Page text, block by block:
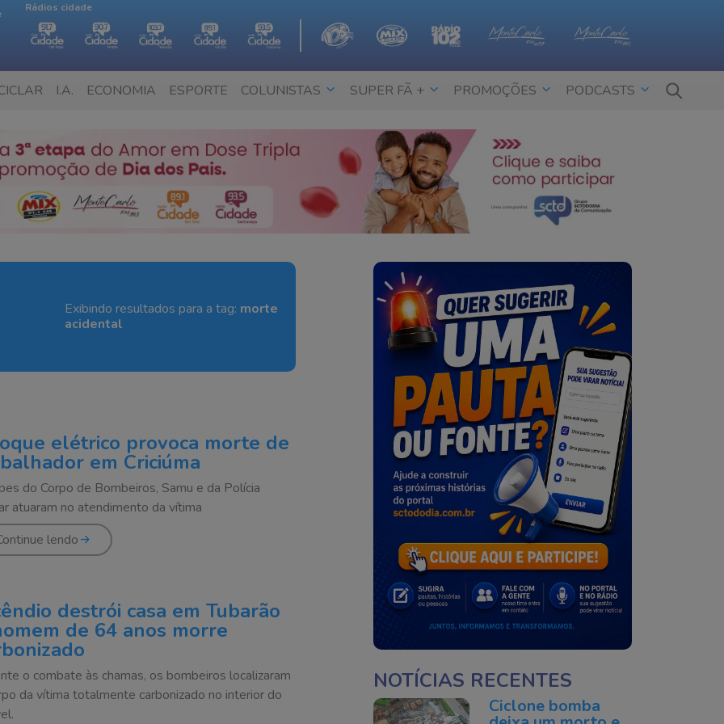
Rádios cidade
I.A. ECONOMIA ESPORTE COLUNISTAS SUPER FÃ + PROMOÇÕES PODCASTS
Exibindo resultados para a tag: morte
acidental
elétrico provoca morte de
em Criciúma
do Corpo de Bombeiros, Samu e da Polícia
atuaram no atendimento da vítima
lendo
destrói casa em Tubarão
de 64 anos morre
o combate às chamas, os bombeiros localizaram
da vítima totalmente carbonizado no interior do
NOTÍCIAS RECENTES
Ciclone bomba